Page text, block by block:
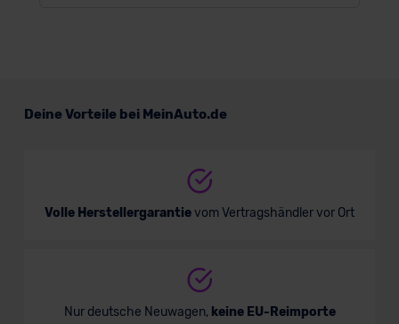
Deine Vorteile bei MeinAuto.de
Volle Herstellergarantievom Vertragshändler vor Ort
Nur deutsche Neuwagen, keine EU-Reimporte